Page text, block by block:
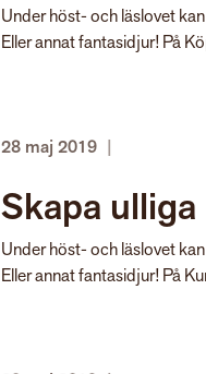
Under höst- och läslovet
Eller annat fantasidjur! På
28 maj 2019 |
Skapa
Under höst- och läslovet
Eller annat fantasidjur! På